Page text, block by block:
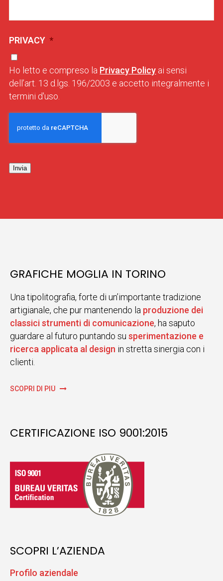
PRIVACY *
Ho letto e compreso la Privacy Policy ai sensi
dell’art. 13 d.lgs. 196/2003 e accetto integralmente i
termini d'uso.
Invia
GRAFICHE MOGLIA IN TORINO
Una tipolitografia, forte di un’importante tradizione
artigianale, che pur mantenendo la produzione dei
classici strumenti di comunicazione, ha saputo
guardare al futuro puntando su sperimentazione e
ricerca applicata al design in stretta sinergia con i
clienti.
SCOPRI DI PIÙ
CERTIFICAZIONE ISO 9001:2015
SCOPRI L’AZIENDA
Profilo aziendale